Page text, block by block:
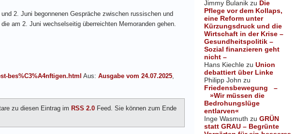
Jimmy Bulanik zu Die
Pflege vor dem Kollaps,
eine Reform unter
Kürzungsdruck und die
Wirtschaft in der Krise –
Gesundheitspolitik –
Sozial finanzieren geht
nicht –
Hans Kiechle zu Union
debattiert über Linke
Philipp John zu
Friedensbewegung –
»Wir müssen die
Bedrohungslüge
entlarven«
Inge Wasmuth zu GRÜN
statt GRAU – Begrünte
2. Juni begonnenen Gespräche zwischen russischen und
am 2. Juni wechselseitig überreichten Memoranden gehen.
bes%C3%A4nftigen.html Aus: Ausgabe vom 24.07.2025,
zu diesen Eintrag im RSS 2.0 Feed. Sie können zum Ende